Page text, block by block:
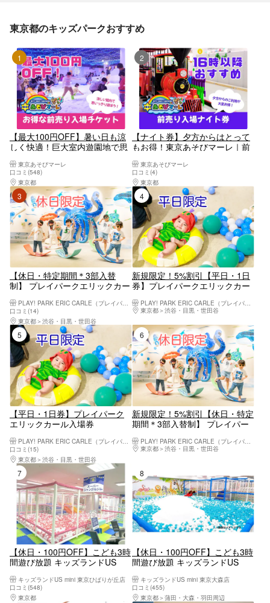
東京都のキッズパークおすすめ
1位
【最大100円OFF】暑い日も涼
しく快適！巨大室内遊園地で思
ーレ｜前売り入場チケット
東京あそびマーレ
口コミ(548)
東京都
2位
【ナイト券】夕方からはとって
もお得！東京あそびマーレ｜前
東京あそびマーレ
口コミ(4)
東京都
3位
【休日・特定期間＊3部入替
制】 プレイパークエリックカー
口コミ(14)
東京都
渋谷・目黒・世田谷
4位
新規限定！5%割引【平日・1日
券】プレイパークエリックカー
東京都
渋谷・目黒・世田谷
5位
【平日・1日券】プレイパーク
エリックカール入場券
PLAY! PARK ERIC CARLE（プレイパーク エリック・カール）
口コミ(15)
東京都
渋谷・目黒・世田谷
6位
新規限定！5%割引【休日・特定
期間＊3部入替制】 プレイパー
PLAY! PARK ERIC CARLE（プレイパーク エリック・カール）
東京都
渋谷・目黒・世田谷
7位
【休日・100円OFF】こども3時
間遊び放題 キッズランドUS
キッズランドUS mini 東京ひばりが丘店
口コミ(548)
東京都
【休日・100円OFF】こども3時
間遊び放題 キッズランドUS
キッズランドUS mini 東京大森店
口コミ(455)
東京都
蒲田・大森・羽田周辺